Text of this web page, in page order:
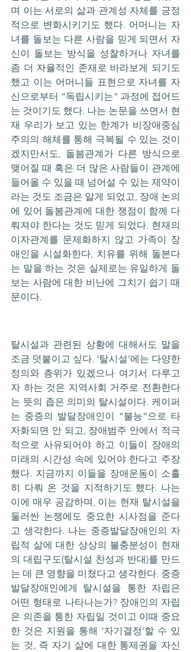
며 이는 서로의 삶과 관계성 자체를 긍정
적으로 변화시키기도 했다. 어머니는 자
녀를 돌보는 다른 사람을 믿게 되면서 자
신이 돌보는 방식을 성찰하거나 자녀를
좀 더 자율적인 존재로 바라보게 되기도
했고 이는 어머니들 표현으로 자녀를 자
신으로부터 “독립시키는” 과정에 접어드
는 것이기도 했다. 나는 논문을 쓰면서 현
재 우리가 보고 있는 한계가 비장애중심
주의의 해체를 통해 극복될 수 있는 것이
겠지만서도, 돌봄관계가 다른 방식으로
맺어질 때 혹은 더 많은 사람들이 관계에
들어올 수 있을 때 넘어설 수 있는 제약이
라는 것도 조금은 알게 되었고, 장애 논의
에 있어 돌봄관계에 대한 쟁점이 함께 다
뤄져야 한다는 것도 믿게 되었다. 현재의
이자관계를 문제화하지 않고 가족이 장
애인을 시설화한다, 치유를 위해 돌본다
는 말을 하는 것은 실제로는 유일하게 돌
보는 사람에 대한 비난에 그치기 쉽기 때
문이다.
탈시설과 관련된 상황에 대해서도 말을
조금 덧붙이고 싶다. ‘탈시설’에는 다양한
정의와 층위가 있겠으나 여기서 다루고
자 하는 것은 지역사회 거주로 전환한다
는 뜻의 좁은 의미의 탈시설이다. 케이퍼
는 중증의 발달장애인이 “불능”으로 타
자화되면 안 되고, 장애범주 안에서 적극
적으로 사유되어야 하고 이들이 장애의
미래의 시간성 속에 있어야 한다고 주장
했다. 지금까지 이들을 장애운동이 소홀
히 다뤄 온 것을 지적하기도 했다. 나는
이에 매우 공감하며, 이는 현재 탈시설을
둘러싼 논쟁에도 중요한 시사점을 준다
고 생각한다. 나는 중증발달장애인의 자
립적 삶에 대한 상상의 불충분성이 현재
의 대립구도(탈시설 찬성과 반대)를 만드
는 데 큰 영향을 미쳤다고 생각한다. 중증
발달장애인에게 탈시설을 통한 자립은
어떤 형태로 나타나는가? 장애인의 자립
은 의존을 통한 자립일 것이고 이때 중요
한 것은 지원을 통해 ‘자기결정’할 수 있
는 것, 즉 자기 삶에 대한 통제권을 자신